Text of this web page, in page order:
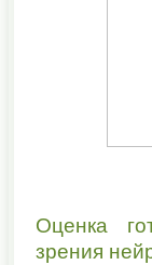
Оценка
зрения